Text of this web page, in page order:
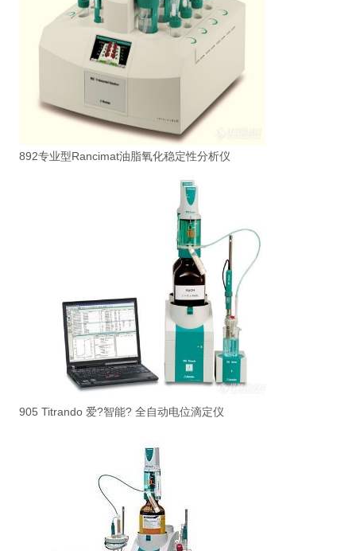
892专业型Rancimat油脂氧化稳定性分析仪
905 Titrando 爱?智能? 全自动电位滴定仪